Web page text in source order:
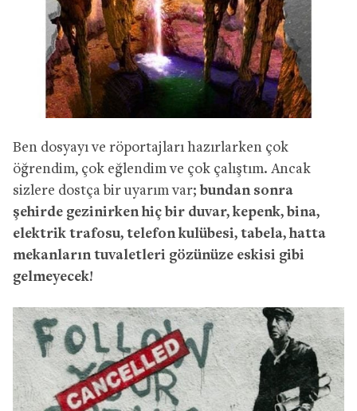
Ben dosyayı ve röportajları hazırlarken çok
öğrendim, çok eğlendim ve çok çalıştım. Ancak
sizlere dostça bir uyarım var; bundan sonra
şehirde gezinirken hiç bir duvar, kepenk, bina,
elektrik trafosu, telefon kulübesi, tabela, hatta
mekanların tuvaletleri gözünüze eskisi gibi
gelmeyecek!